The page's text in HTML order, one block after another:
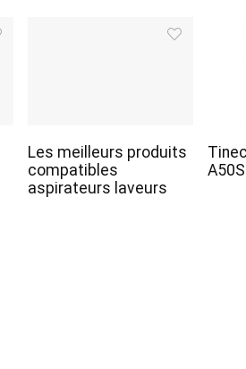
Les meilleurs produits
compatibles
aspirateurs laveurs
A50S